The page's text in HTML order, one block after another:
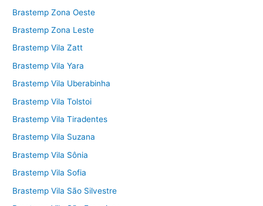
Brastemp Zona Oeste
Brastemp Zona Leste
Brastemp Vila Zatt
Brastemp Vila Yara
Brastemp Vila Uberabinha
Brastemp Vila Tolstoi
Brastemp Vila Tiradentes
Brastemp Vila Suzana
Brastemp Vila Sônia
Brastemp Vila Sofia
Brastemp Vila São Silvestre